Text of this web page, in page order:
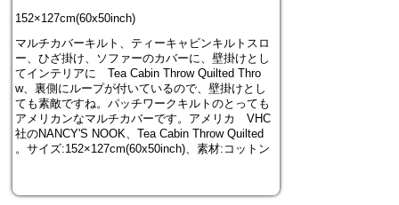
152×127cm(60x50inch)
マルチカバーキルト、ティーキャビンキルトスロ
ー、ひざ掛け、ソファーのカバーに、壁掛けとし
てインテリアに Tea Cabin Throw Quilted Thro
w、裏側にループが付いているので、壁掛けとし
ても素敵ですね。パッチワークキルトのとっても
アメリカンなマルチカバーです。アメリカ VHC
社のNANCY'S NOOK、Tea Cabin Throw Quilted
。サイズ:152×127cm(60x50inch)、素材:コットン